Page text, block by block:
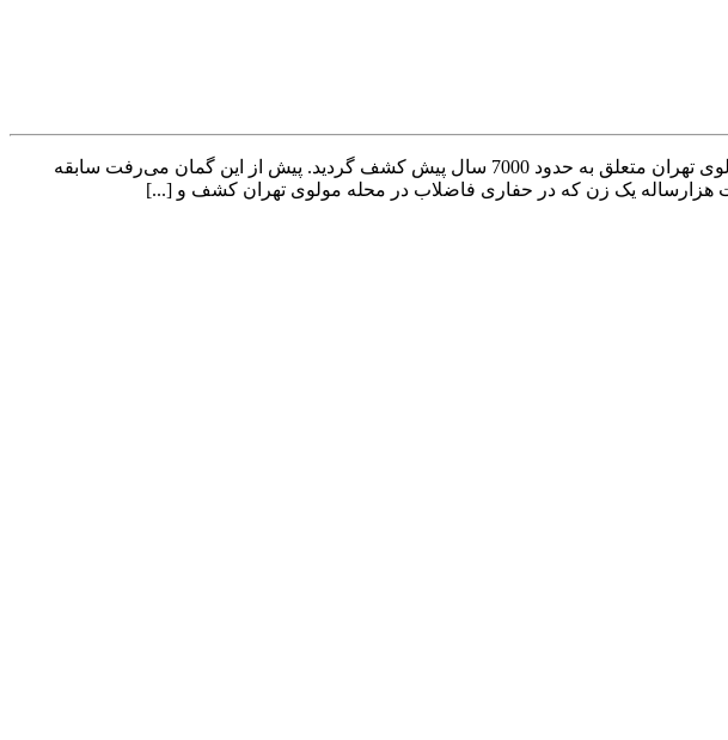
پیشینۀ سکونت در تهران به ۵۰۰۰ سال پیش از میلاد باز می‌گردد. در دی ماه ۱۳۹۳ اسکلت یک انسان در منطقه مولوی تهران متعلق به حدود 7000 سال پیش کشف گردید. پیش از این گمان می‌رفت سابقه